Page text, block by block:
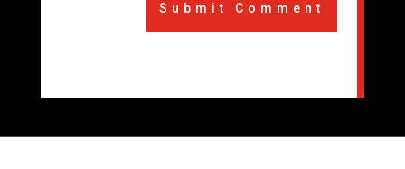
Submit Comment